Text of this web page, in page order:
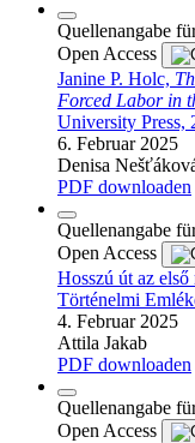
Quellenangabe
Open Access
Janine P. Holc,
Forced Labor in
University Press,
6. Februar 2025
Denisa
PDF downloaden
Quellenangabe
Open Access
Hosszú út az
Történelmi
4. Februar 2025
Attila Jakab
PDF downloaden
Quellenangabe
Open Access